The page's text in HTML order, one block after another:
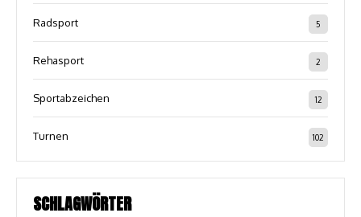
Radsport 5
Rehasport 2
Sportabzeichen 12
Turnen 102
SCHLAGWÖRTER